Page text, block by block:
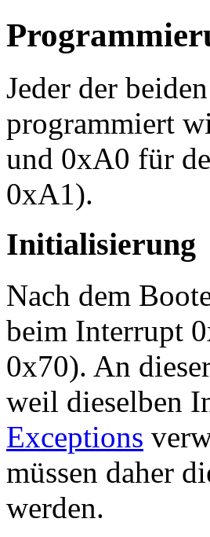
Jeder der
programmiert
und 0xA0 für
0xA1).
Initialisierung
Nach dem
beim Interrupt
0x70). An
weil dieselben
Exceptions
müssen daher
werden.